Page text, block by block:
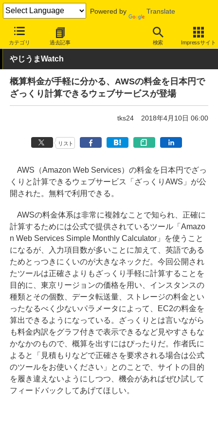
Powered by Translate
カテゴリ 過去記事 検索 Impressサイト
INTERNET Watch トピック
やじうまWatch
概算料金が手軽に分かる、AWSの料金を日本円で
ざっくり計算できるウェブサービスが登場
tks24 2018年4月10日 06:00
リスト
AWS（Amazon Web Services）の料金を日本円でざっ
くりと計算できるウェブサービス「ざっくりAWS」が公
開された。無料で利用できる。
AWSの料金体系は非常に複雑なことで知られ、正確に
計算するためには公式で提供されているツール「Amazo
n Web Services Simple Monthly Calculator」を使うこと
になるが、入力項目数が多いことに加えて、英語である
ためとっつきにくいのが大きなネックだ。今回公開され
たツールは正確さよりもざっくり手軽に計算することを
目的に、東京リージョンの価格を用い、インスタンスの
種類とその個数、データ転送量、ストレージの料金とい
ったなるべく少ないパラメータによって、EC2の料金を
算出できるようになっている。ざっくりとは言いながら
も料金内訳をグラフ付きで表示できるなど見やすさもな
かなかのもので、概算を出すにはぴったりだ。作者氏に
よると「見積もりなどで正確さを要求される場合は公式
のツールをお使いください」とのことで、サイトの目的
を履き違えないようにしつつ、機会があればぜひ試して
フィードバックしてあげてほしい。